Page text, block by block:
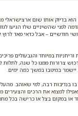
בדיוק אותו שום ארצישראלי
לפני שהשיניים שלו הגיעו
חודשיים – אבל כדאי מאד לרוץ
במיוחד והגבעולים
צרורות ממנו כל שנה, לתלות
במיטבו במשך כמה ימים.
בנדיבות רבה, למי שאוהב.
למצוא את הרכים והצעירים
או במקום בצל או כרישה בכל